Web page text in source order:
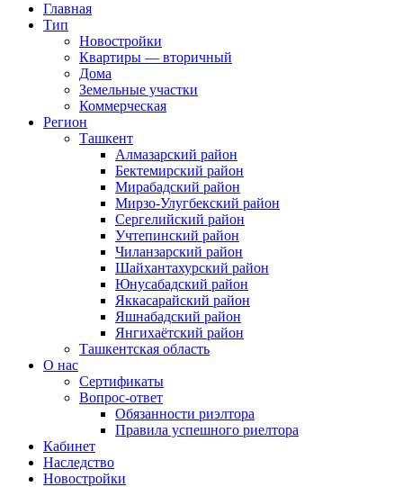
Главная
Тип
Новостройки
Квартиры — вторичный
Дома
Земельные участки
Коммерческая
Регион
Ташкент
Алмазарский район
Бектемирский район
Мирабадский район
Мирзо-Улугбекский район
Сергелийский район
Учтепинский район
Чиланзарский район
Шайхантахурский район
Юнусабадский район
Яккасарайский район
Яшнабадский район
Янгихаётский район
Ташкентская область
О нас
Сертификаты
Вопрос-ответ
Обязанности риэлтора
Правила успешного риелтора
Кабинет
Наследство
Новостройки